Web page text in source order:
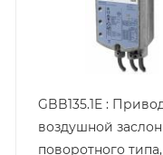
GBB135.1E :
воздушной
поворотного